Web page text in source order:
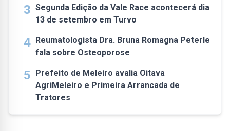
3 Segunda Edição da Vale Race acontecerá dia
13 de setembro em Turvo
4 Reumatologista Dra. Bruna Romagna Peterle
fala sobre Osteoporose
5 Prefeito de Meleiro avalia Oitava
AgriMeleiro e Primeira Arrancada de
Tratores